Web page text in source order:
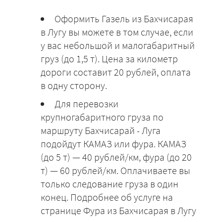
Оформить Газель из Бахчисарая
в Лугу вы можете в том случае, если
у вас небольшой и малогабаритный
груз (до 1,5 т). Цена за километр
дороги составит 20 рублей, оплата
в одну сторону.
Для перевозки
крупногабаритного груза по
маршруту Бахчисарай - Луга
подойдут КАМАЗ или фура. КАМАЗ
(до 5 т) — 40 рублей/км, фура (до 20
т) — 60 рублей/км. Оплачиваете вы
только следование груза в один
конец. Подробнее об услуге на
странице Фура из Бахчисарая в Лугу